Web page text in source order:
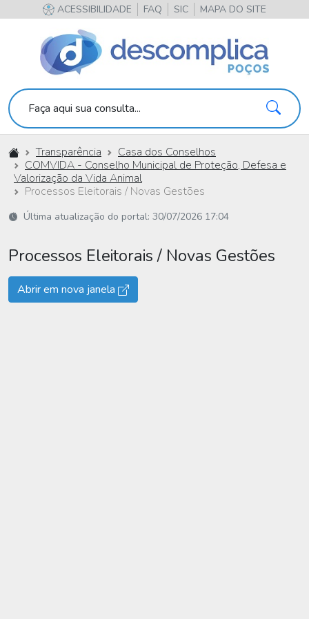
ACESSIBILIDADE FAQ SIC MAPA DO SITE
Faça aqui sua consulta...
Início Transparência
Casa dos Conselhos
COMVIDA - Conselho Municipal de Proteção, Defesa e
Valorização da Vida Animal
Processos Eleitorais / Novas Gestões
Última atualização do portal: 30/07/2026 17:04
Processos Eleitorais / Novas Gestões
Abrir em nova janela